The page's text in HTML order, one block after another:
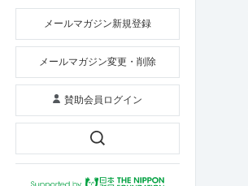
メールマガジン新規登録
メールマガジン変更・削除
賛助会員ログイン